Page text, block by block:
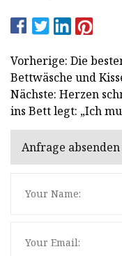
Vorherige: Die
Bettwäsche und
Nächste: Herzen
ins Bett legt: „Ich
Anfrage absenden